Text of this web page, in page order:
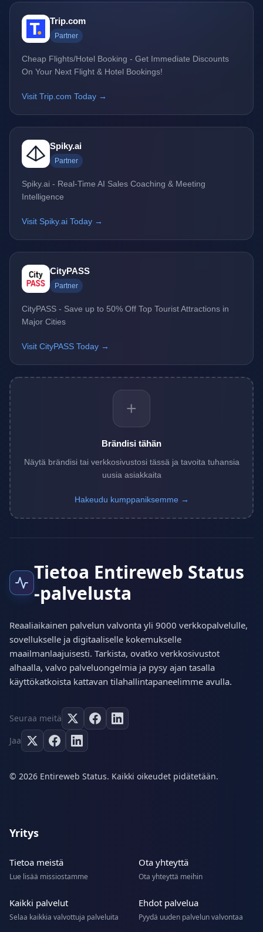
Trip.com
Partner
Cheap Flights/Hotel Booking - Get Immediate Discounts
On Your Next Flight & Hotel Bookings!
Visit Trip.com Today →
Spiky.ai
Partner
Spiky.ai - Real-Time AI Sales Coaching & Meeting
Intelligence
Visit Spiky.ai Today →
CityPASS
Partner
CityPASS - Save up to 50% Off Top Tourist Attractions in
Major Cities
Visit CityPASS Today →
+
Brändisi tähän
Näytä brändisi tai verkkosivustosi tässä ja tavoita tuhansia
uusia asiakkaita
Hakeudu kumppaniksemme →
Tietoa Entireweb Status
-palvelusta
Reaaliaikainen palvelun valvonta yli 9000 verkkopalvelulle,
sovellukselle ja digitaaliselle kokemukselle
maailmanlaajuisesti. Tarkista, ovatko verkkosivustot
alhaalla, valvo palveluongelmia ja pysy ajan tasalla
käyttökatkoista kattavan tilahallintapaneelimme avulla.
Seuraa meitä
Jaa
© 2026 Entireweb Status. Kaikki oikeudet pidätetään.
Yritys
Tietoa meistä
Lue lisää missiostamme
Ota yhteyttä
Ota yhteyttä meihin
Kaikki palvelut
Selaa kaikkia valvottuja palveluita
Ehdot palvelua
Pyydä uuden palvelun valvontaa